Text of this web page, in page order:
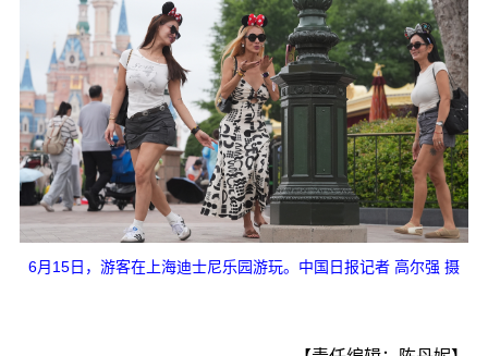
6月15日，游客在上海迪士尼乐园游玩。中国日报记者 高尔强 摄